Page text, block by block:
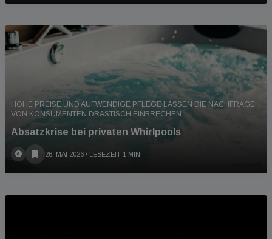
HOHE PREISE UND AUFWENDIGE PFLEGE LASSEN DIE NACHFRAGE
VON KONSUMENTEN DRASTISCH EINBRECHEN.
Absatzkrise bei privaten Whirlpools
26. MAI 2026 / LESEZEIT 1 MIN